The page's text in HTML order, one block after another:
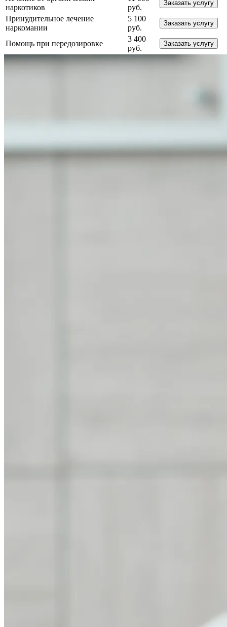
наркотиков
руб.
Заказать услугу
Принудительное лечение
наркомании
5 100
руб.
Заказать услугу
Помощь при передозировке
3 400
руб.
Заказать услугу